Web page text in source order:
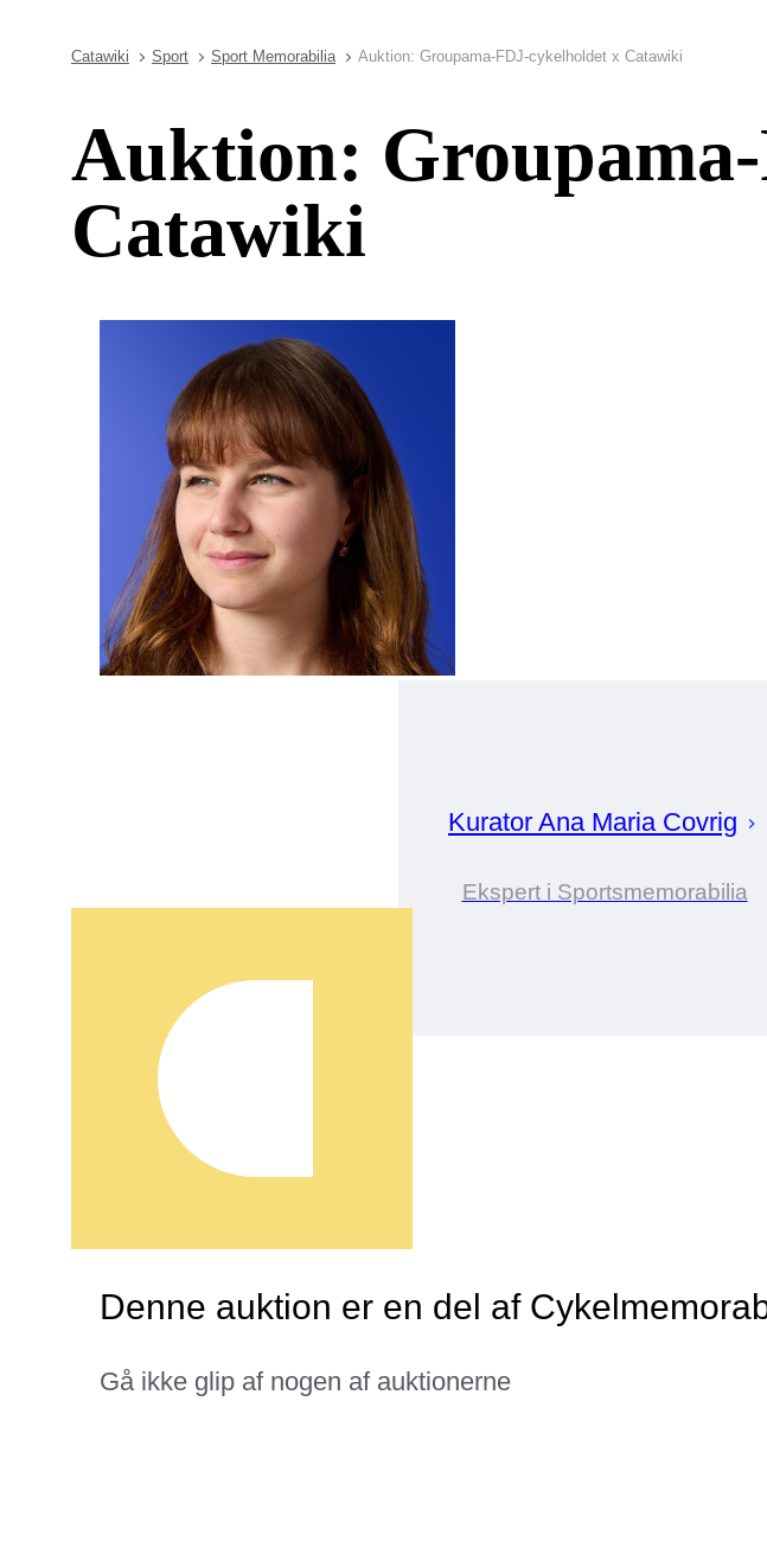
Catawiki Sport Sport Memorabilia Auktion: Groupama-FDJ-cykelholdet x Catawiki
Auktion:
Catawiki
Kurator Ana Maria Covrig
Ekspert i Sportsmemorabilia
Denne auktion er en del af
Gå ikke glip af nogen af auktionerne